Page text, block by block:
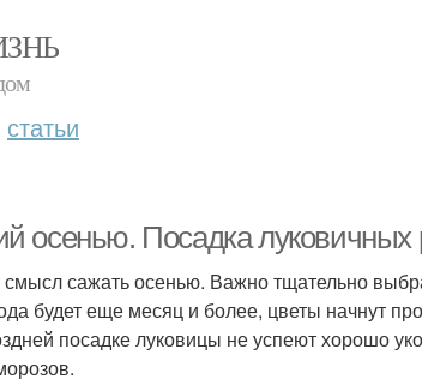
статьи
осенью. Посадка
сажать осенью. Важно тщательно
будет еще месяц и более, цветы начнут
посадке луковицы не успеют хорошо